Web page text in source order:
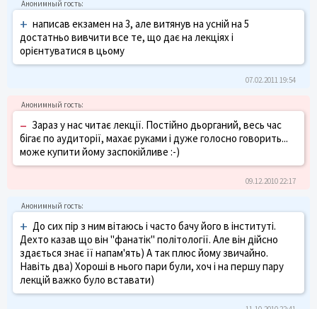
+ написав екзамен на 3, але витянув на усній на 5
достатньо вивчити все те, що дає на лекціях і
орієнтуватися в цьому
07.02.2011 19:54
– Зараз у нас читає лекції. Постійно дьорганий, весь час
бігає по аудиторії, махає руками і дуже голосно говорить...
може купити йому заспокійливе :-)
09.12.2010 22:17
+ До сих пір з ним вітаюсь і часто бачу його в інституті.
Дехто казав що він "фанатік" політології. Але він дійсно
здається знає її напам'ять) А так плюс йому звичайно.
Навіть два) Хороші в нього пари були, хоч і на першу пару
лекцій важко було вставати)